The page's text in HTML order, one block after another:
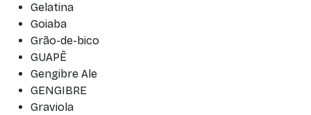
Gelatina
Goiaba
Grão-de-bico
GUAPÊ
Gengibre Ale
GENGIBRE
Graviola